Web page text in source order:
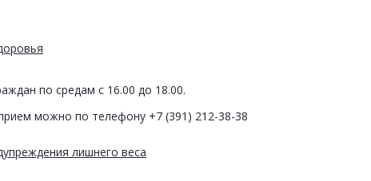
лишнего веса
по средам с 16.00 до 18.00.
можно по телефону +7 (391) 212-38-38